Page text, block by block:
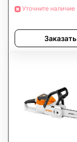
Уточните наличие
Заказать